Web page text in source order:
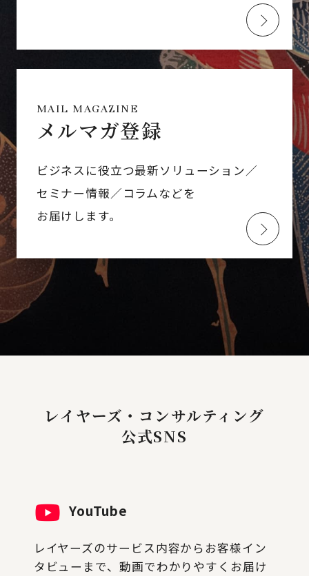
MAIL MAGAZINE
メルマガ登録
ビジネスに役立つ最新ソリューション／
セミナー情報／コラムなどを
お届けします。
レイヤーズ・コンサルティング
公式SNS
YouTube
レイヤーズのサービス内容からお客様イン
タビューまで、動画でわかりやすくお届け